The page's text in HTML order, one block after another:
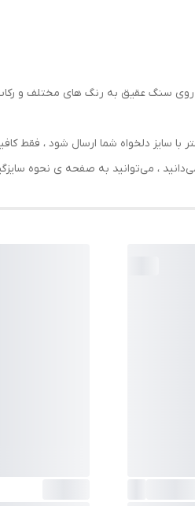
روی سنگ عقیق به رنگ های مختلف و
با سایز دلخواه شما ارسال شود
، می‌توانید به صفحه ی نحوه